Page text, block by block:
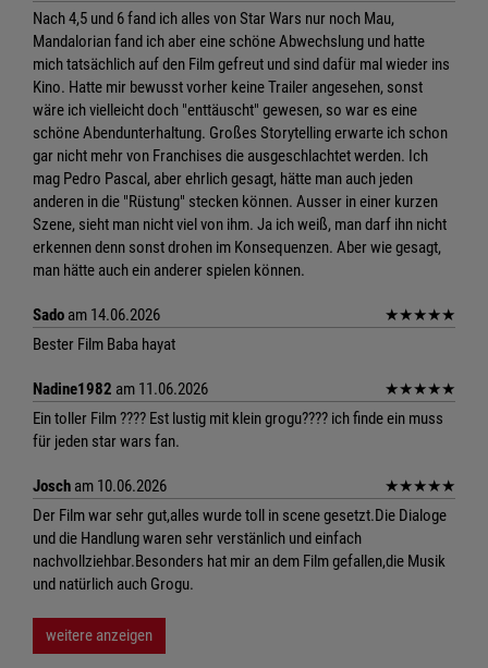
Nach 4,5 und 6 fand ich alles von Star Wars nur noch Mau,
Mandalorian fand ich aber eine schöne Abwechslung und hatte
mich tatsächlich auf den Film gefreut und sind dafür mal wieder ins
Kino. Hatte mir bewusst vorher keine Trailer angesehen, sonst
wäre ich vielleicht doch "enttäuscht" gewesen, so war es eine
schöne Abendunterhaltung. Großes Storytelling erwarte ich schon
gar nicht mehr von Franchises die ausgeschlachtet werden. Ich
mag Pedro Pascal, aber ehrlich gesagt, hätte man auch jeden
anderen in die "Rüstung" stecken können. Ausser in einer kurzen
Szene, sieht man nicht viel von ihm. Ja ich weiß, man darf ihn nicht
erkennen denn sonst drohen im Konsequenzen. Aber wie gesagt,
man hätte auch ein anderer spielen können.
Sado am 14.06.2026 ★★★★★
Bester Film Baba hayat
Nadine1982 am 11.06.2026 ★★★★★
Ein toller Film ???? Est lustig mit klein grogu???? ich finde ein muss
für jeden star wars fan.
Josch am 10.06.2026 ★★★★★
Der Film war sehr gut,alles wurde toll in scene gesetzt.Die Dialoge
und die Handlung waren sehr verstänlich und einfach
nachvollziehbar.Besonders hat mir an dem Film gefallen,die Musik
und natürlich auch Grogu.
weitere anzeigen